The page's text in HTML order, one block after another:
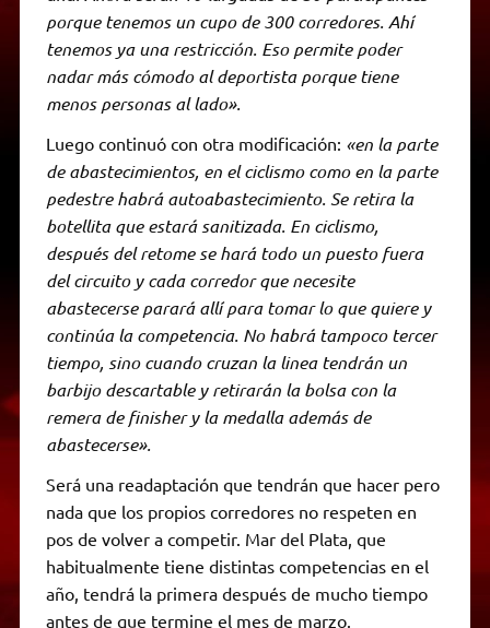
porque tenemos un cupo de 300 corredores. Ahí
tenemos ya una restricción. Eso permite poder
nadar más cómodo al deportista porque tiene
menos personas al lado».
Luego continuó con otra modificación: «en la parte
de abastecimientos, en el ciclismo como en la parte
pedestre habrá autoabastecimiento. Se retira la
botellita que estará sanitizada. En ciclismo,
después del retome se hará todo un puesto fuera
del circuito y cada corredor que necesite
abastecerse parará allí para tomar lo que quiere y
continúa la competencia. No habrá tampoco tercer
tiempo, sino cuando cruzan la linea tendrán un
barbijo descartable y retirarán la bolsa con la
remera de finisher y la medalla además de
abastecerse».
Será una readaptación que tendrán que hacer pero
nada que los propios corredores no respeten en
pos de volver a competir. Mar del Plata, que
habitualmente tiene distintas competencias en el
año, tendrá la primera después de mucho tiempo
antes de que termine el mes de marzo.